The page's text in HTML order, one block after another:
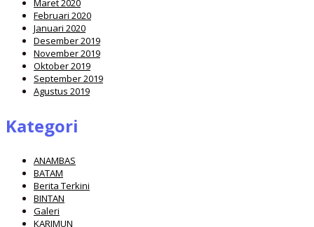
Februari 2020
Januari 2020
Desember 2019
November 2019
Oktober 2019
September 2019
Agustus 2019
Kategori
ANAMBAS
BATAM
Berita Terkini
BINTAN
Galeri
KARIMUN